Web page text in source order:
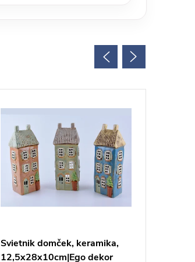
Svietnik domček, keramika,
12,5x28x10cm|Ego dekor